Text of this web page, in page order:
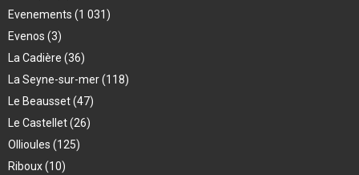
Evenements (1 031)
Evenos (3)
La Cadière (36)
La Seyne-sur-mer(118)
Le Beausset(47)
Le Castellet(26)
Ollioules (125)
Riboux(10)